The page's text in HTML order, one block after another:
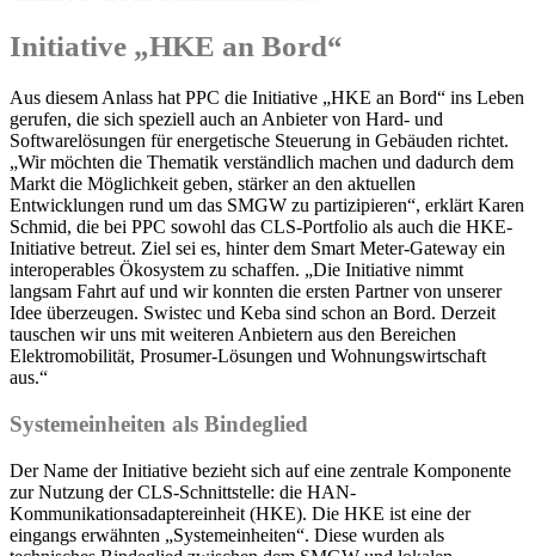
Initiative „HKE an Bord“
Aus diesem Anlass hat PPC die Initiative „HKE an Bord“ ins Leben
gerufen, die sich speziell auch an Anbieter von Hard- und
Softwarelösungen für energetische Steuerung in Gebäuden richtet.
„Wir möchten die Thematik verständlich machen und dadurch dem
Markt die Möglichkeit geben, stärker an den aktuellen
Entwicklungen rund um das SMGW zu partizipieren“, erklärt Karen
Schmid, die bei PPC sowohl das CLS-Portfolio als auch die HKE-
Initiative betreut. Ziel sei es, hinter dem Smart Meter-Gateway ein
interoperables Ökosystem zu schaffen. „Die Initiative nimmt
langsam Fahrt auf und wir konnten die ersten Partner von unserer
Idee überzeugen. Swistec und Keba sind schon an Bord. Derzeit
tauschen wir uns mit weiteren Anbietern aus den Bereichen
Elektromobilität, Prosumer-Lösungen und Wohnungswirtschaft
aus.“
Systemeinheiten als Bindeglied
Der Name der Initiative bezieht sich auf eine zentrale Komponente
zur Nutzung der CLS-Schnittstelle: die HAN-
Kommunikationsadaptereinheit (HKE). Die HKE ist eine der
eingangs erwähnten „Systemeinheiten“. Diese wurden als